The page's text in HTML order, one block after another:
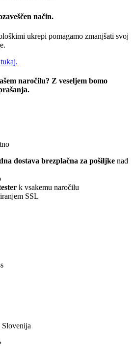
način.
ukrepi pomagamo zmanjšati svoj
naročilu? Z veseljem bomo
dostava brezplačna za pošiljke nad
k vsakemu naročilu
SSL
Slovenija